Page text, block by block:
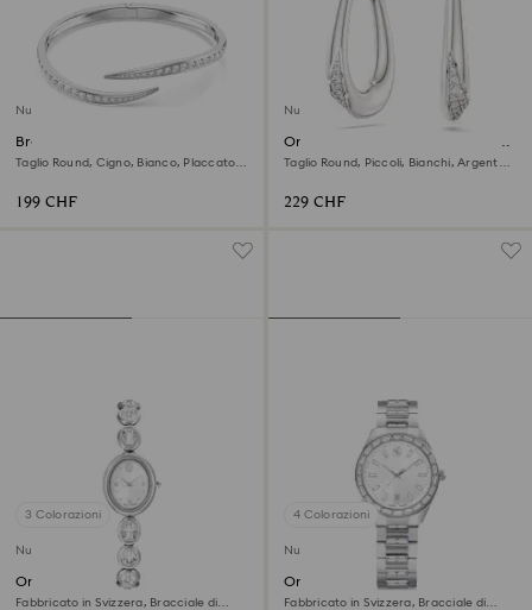
Nuovo
Bracciale rigido Vienna
Taglio Round, Cigno, Bianco, Placcato
199 CHF
Nuovo
Orecchini a cerchio Swarovski
Classica
Taglio Round, Piccoli, Bianchi, Argento
229 CHF
3 Colorazioni
Nuovo
Orologio Imber oval
Fabbricato in Svizzera, Bracciale di
4 Colorazioni
Nuovo
Orologio Matrix date
Fabbricato in Svizzera, Bracciale di